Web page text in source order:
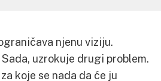
njenu viziju.
uzrokuje drugi problem.
koje se nada da će ju